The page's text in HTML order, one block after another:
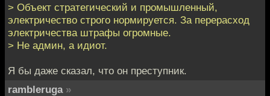
> Объект стратегический и промышленный,
электричество строго нормируется. За перерасход
электричества штрафы огромные.
> Не админ, а идиот.
Я бы даже сказал, что он преступник.
rambleruga »